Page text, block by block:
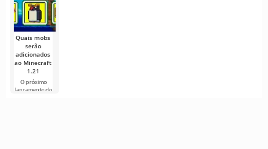
O Minecraft
continua a nos
surpreender
com sua
Quais mobs
serão
adicionados
ao Minecraft
1.21
O próximo
lançamento do